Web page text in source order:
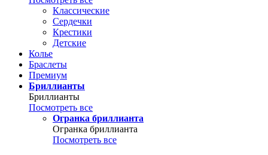
Классические
Сердечки
Крестики
Детские
Колье
Браслеты
Премиум
Бриллианты
Бриллианты
Посмотреть все
Огранка бриллианта
Огранка бриллианта
Посмотреть все